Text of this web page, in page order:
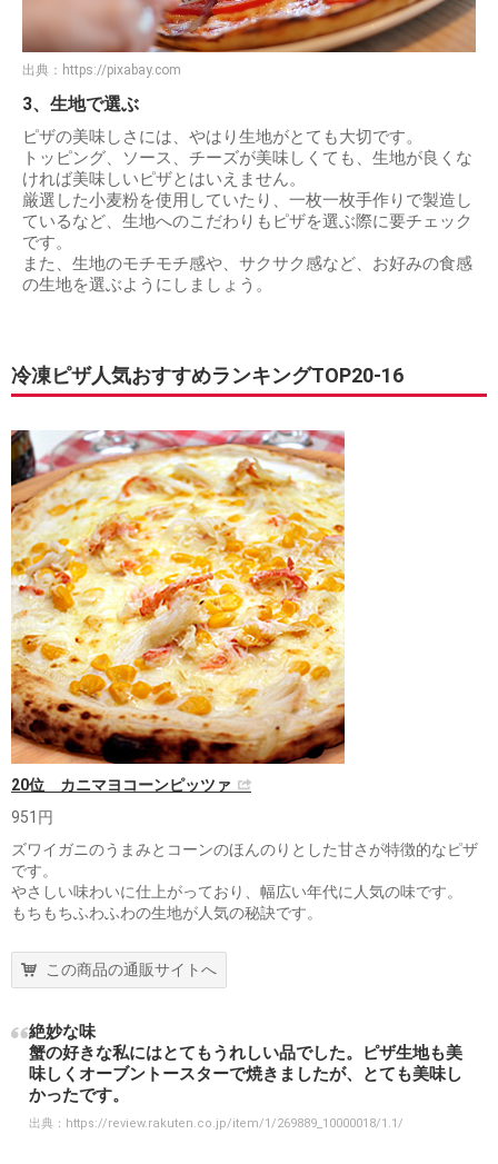
出典： https://pixabay.com
3、生地で選ぶ
ピザの美味しさには、やはり生地がとても大切です。
トッピング、ソース、チーズが美味しくても、生地が良くな
ければ美味しいピザとはいえません。
厳選した小麦粉を使用していたり、一枚一枚手作りで製造し
ているなど、生地へのこだわりもピザを選ぶ際に要チェック
です。
また、生地のモチモチ感や、サクサク感など、お好みの食感
の生地を選ぶようにしましょう。
冷凍ピザ人気おすすめランキングTOP20-16
20位 カニマヨコーンピッツァ
951円
ズワイガニのうまみとコーンのほんのりとした甘さが特徴的なピザ
です。
やさしい味わいに仕上がっており、幅広い年代に人気の味です。
もちもちふわふわの生地が人気の秘訣です。
この商品の通販サイトへ
絶妙な味
蟹の好きな私にはとてもうれしい品でした。ピザ生地も美
味しくオーブントースターで焼きましたが、とても美味し
かったです。
出典： https://review.rakuten.co.jp/item/1/269889_10000018/1.1/